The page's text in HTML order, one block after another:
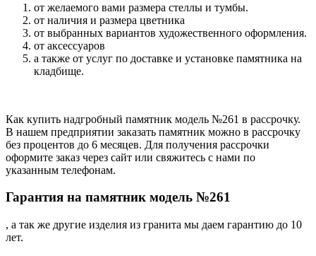
от желаемого вами размера стеллы и тумбы.
от наличия и размера цветника
от выбранных вариантов художественного оформления.
от аксессуаров
а также от услуг по доставке и установке памятника на
кладбище.
Как купить надгробный памятник модель №261 в рассрочку.
В нашем предприятии заказать памятник можно в рассрочку
без процентов до 6 месяцев. Для получения рассрочки
оформите заказ через сайт или свяжитесь с нами по
указанным телефонам.
Гарантия на памятник модель №261
, а так же другие изделия из гранита мы даем гарантию до 10
лет.